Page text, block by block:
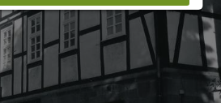
ABLEHNEN
SPEICHERN